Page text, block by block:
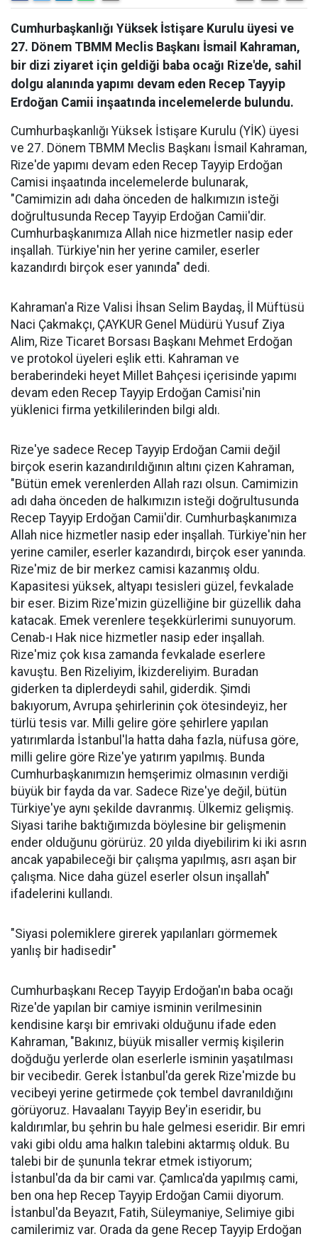
Cumhurbaşkanlığı Yüksek İstişare Kurulu üyesi ve
27. Dönem TBMM Meclis Başkanı İsmail Kahraman,
bir dizi ziyaret için geldiği baba ocağı Rize'de, sahil
dolgu alanında yapımı devam eden Recep Tayyip
Erdoğan Camii inşaatında incelemelerde bulundu.
Cumhurbaşkanlığı Yüksek İstişare Kurulu (YİK) üyesi
ve 27. Dönem TBMM Meclis Başkanı İsmail Kahraman,
Rize'de yapımı devam eden Recep Tayyip Erdoğan
Camisi inşaatında incelemelerde bulunarak,
"Camimizin adı daha önceden de halkımızın isteği
doğrultusunda Recep Tayyip Erdoğan Camii'dir.
Cumhurbaşkanımıza Allah nice hizmetler nasip eder
inşallah. Türkiye'nin her yerine camiler, eserler
kazandırdı birçok eser yanında" dedi.
Kahraman'a Rize Valisi İhsan Selim Baydaş, İl Müftüsü
Naci Çakmakçı, ÇAYKUR Genel Müdürü Yusuf Ziya
Alim, Rize Ticaret Borsası Başkanı Mehmet Erdoğan
ve protokol üyeleri eşlik etti. Kahraman ve
beraberindeki heyet Millet Bahçesi içerisinde yapımı
devam eden Recep Tayyip Erdoğan Camisi'nin
yüklenici firma yetkililerinden bilgi aldı.
Rize'ye sadece Recep Tayyip Erdoğan Camii değil
birçok eserin kazandırıldığının altını çizen Kahraman,
"Bütün emek verenlerden Allah razı olsun. Camimizin
adı daha önceden de halkımızın isteği doğrultusunda
Recep Tayyip Erdoğan Camii'dir. Cumhurbaşkanımıza
Allah nice hizmetler nasip eder inşallah. Türkiye'nin her
yerine camiler, eserler kazandırdı, birçok eser yanında.
Rize'miz de bir merkez camisi kazanmış oldu.
Kapasitesi yüksek, altyapı tesisleri güzel, fevkalade
bir eser. Bizim Rize'mizin güzelliğine bir güzellik daha
katacak. Emek verenlere teşekkürlerimi sunuyorum.
Cenab-ı Hak nice hizmetler nasip eder inşallah.
Rize'miz çok kısa zamanda fevkalade eserlere
kavuştu. Ben Rizeliyim, İkizdereliyim. Buradan
giderken ta diplerdeydi sahil, giderdik. Şimdi
bakıyorum, Avrupa şehirlerinin çok ötesindeyiz, her
türlü tesis var. Milli gelire göre şehirlere yapılan
yatırımlarda İstanbul'la hatta daha fazla, nüfusa göre,
milli gelire göre Rize'ye yatırım yapılmış. Bunda
Cumhurbaşkanımızın hemşerimiz olmasının verdiği
büyük bir fayda da var. Sadece Rize'ye değil, bütün
Türkiye'ye aynı şekilde davranmış. Ülkemiz gelişmiş.
Siyasi tarihe baktığımızda böylesine bir gelişmenin
ender olduğunu görürüz. 20 yılda diyebilirim ki iki asrın
ancak yapabileceği bir çalışma yapılmış, asrı aşan bir
çalışma. Nice daha güzel eserler olsun inşallah"
ifadelerini kullandı.
"Siyasi polemiklere girerek yapılanları görmemek
yanlış bir hadisedir"
Cumhurbaşkanı Recep Tayyip Erdoğan'ın baba ocağı
Rize'de yapılan bir camiye isminin verilmesinin
kendisine karşı bir emrivaki olduğunu ifade eden
Kahraman, "Bakınız, büyük misaller vermiş kişilerin
doğduğu yerlerde olan eserlerle isminin yaşatılması
bir vecibedir. Gerek İstanbul'da gerek Rize'mizde bu
vecibeyi yerine getirmede çok tembel davranıldığını
görüyoruz. Havaalanı Tayyip Bey'in eseridir, bu
kaldırımlar, bu şehrin bu hale gelmesi eseridir. Bir emri
vaki gibi oldu ama halkın talebini aktarmış olduk. Bu
talebi bir de şununla tekrar etmek istiyorum;
İstanbul'da da bir cami var. Çamlıca'da yapılmış cami,
ben ona hep Recep Tayyip Erdoğan Camii diyorum.
İstanbul'da Beyazıt, Fatih, Süleymaniye, Selimiye gibi
camilerimiz var. Orada da gene Recep Tayyip Erdoğan